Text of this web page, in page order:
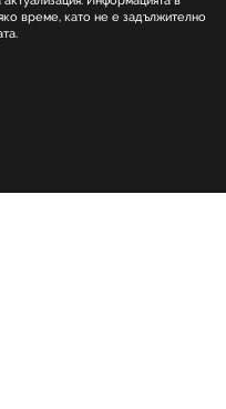
време, като не е задължително